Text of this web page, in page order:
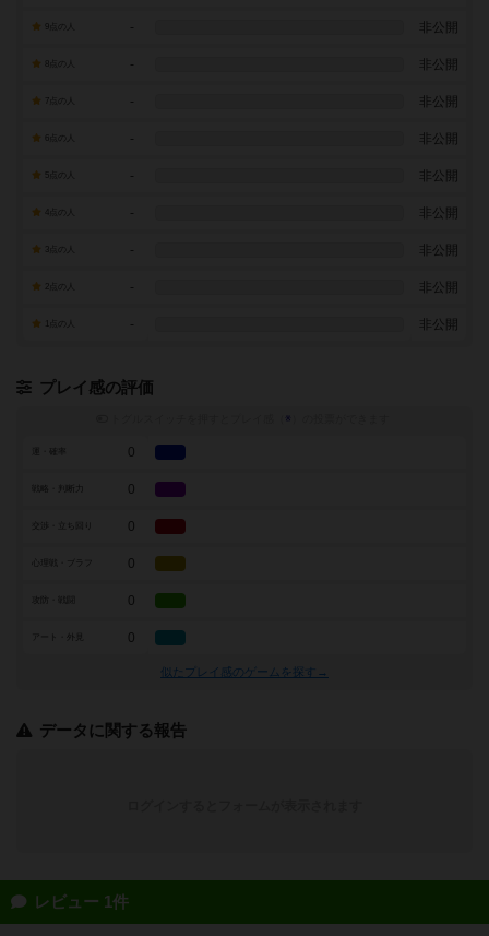
- 非公開
- 非公開
7点の人 - 非公開
- 非公開
- 非公開
- 非公開
- 非公開
- 非公開
- 非公開
プレイ感の評価
※
0
戦略・判断力 0
0
0
0
アート・外見 0
似たプレイ感のゲームを探す→
データに関する報告
レビュー 1件